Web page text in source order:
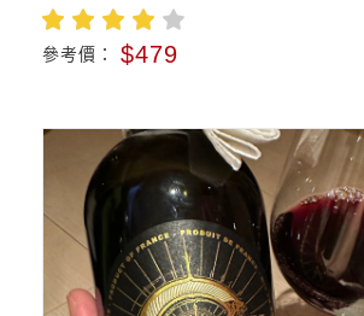
參考價： $479